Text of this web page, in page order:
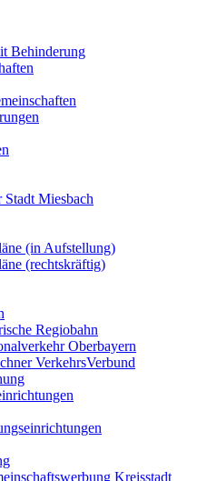
Behinderung
Stadt Miesbach
(in Aufstellung)
(rechtskräftig)
Regiobahn
Oberbayern
VerkehrsVerbund
Kreisstadt